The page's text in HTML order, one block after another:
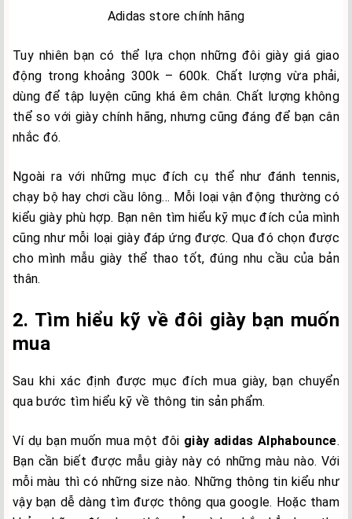
Adidas store chính hãng
Tuy nhiên bạn có thể lựa chọn những đôi giày giá giao
động trong khoảng 300k – 600k. Chất lượng vừa phải,
dùng để tập luyện cũng khá êm chân. Chất lượng không
thể so với giày chính hãng, nhưng cũng đáng để bạn cân
nhắc đó.
Ngoài ra với những mục đích cụ thể như đánh tennis,
chạy bộ hay chơi cầu lông… Mỗi loại vận động thường có
kiểu giày phù hợp. Bạn nên tìm hiểu kỹ mục đích của mình
cũng như mỗi loại giày đáp ứng được. Qua đó chọn được
cho mình mẫu giày thể thao tốt, đúng nhu cầu của bản
thân.
2. Tìm hiểu kỹ về đôi giày bạn muốn
mua
Sau khi xác định được mục đích mua giày, bạn chuyển
qua bước tìm hiểu kỹ về thông tin sản phẩm.
Ví dụ bạn muốn mua một đôi giày adidas Alphabounce.
Bạn cần biết được mẫu giày này có những màu nào. Với
mỗi màu thì có những size nào. Những thông tin kiểu như
vậy bạn dễ dàng tìm được thông qua google. Hoặc tham